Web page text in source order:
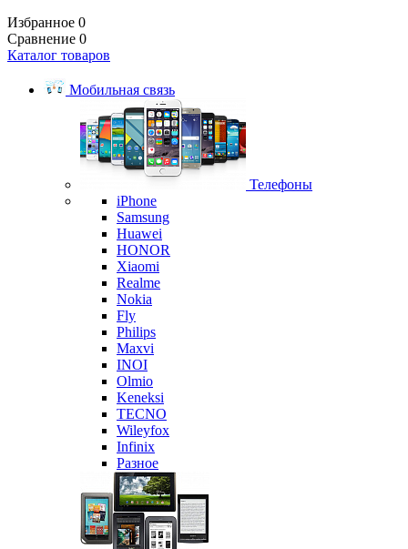
Избранное 0
Сравнение 0
Каталог товаров
Мобильная связь
Телефоны
iPhone
Samsung
Huawei
HONOR
Xiaomi
Realme
Nokia
Fly
Philips
Maxvi
INOI
Olmio
Keneksi
TECNO
Wileyfox
Infinix
Разное